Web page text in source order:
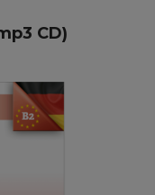
CD)